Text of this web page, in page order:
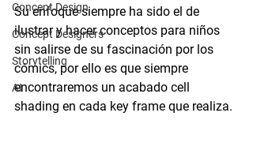
Concept Design
Concept Designers
Storytelling
AI
Su enfoque siempre ha sido el de
ilustrar y hacer conceptos para niños
sin salirse de su fascinación por los
cómics, por ello es que siempre
encontraremos un acabado cell
shading en cada key frame que realiza.